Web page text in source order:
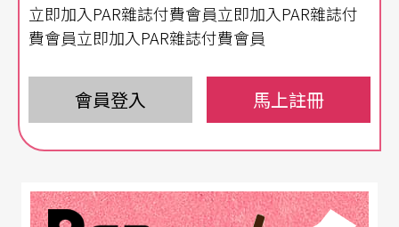
​「獻祭父權主義」作為不斷在劇作中被重聲的標
語，《Judy秀》透過服裝（變裝）、稱謂（代名
詞）與身體姿態（如內八與外八），甚至是「將地
下文化置放於舞台之上」的行動，都積極地翻轉了
成功地讓觀眾看見生活中潛在的框架與符碼意涵，
立即加入PAR雜誌付費會員立即加入PAR雜誌付
費會員立即加入PAR雜誌付費會員
會員登入 馬上註冊